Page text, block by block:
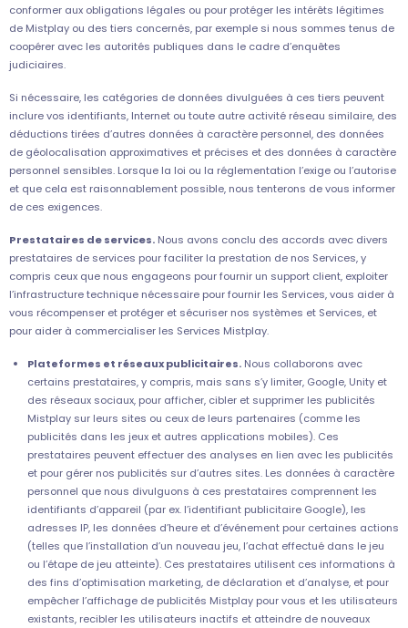
conformer aux obligations légales ou pour protéger les intérêts légitimes
de Mistplay ou des tiers concernés, par exemple si nous sommes tenus de
coopérer avec les autorités publiques dans le cadre d’enquêtes
judiciaires.
Si nécessaire, les catégories de données divulguées à ces tiers peuvent
inclure vos identifiants, Internet ou toute autre activité réseau similaire, des
déductions tirées d’autres données à caractère personnel, des données
de géolocalisation approximatives et précises et des données à caractère
personnel sensibles. Lorsque la loi ou la réglementation l’exige ou l’autorise
et que cela est raisonnablement possible, nous tenterons de vous informer
de ces exigences.
Prestataires de services.Nous avons conclu des accords avec divers
prestataires de services pour faciliter la prestation de nos Services, y
compris ceux que nous engageons pour fournir un support client, exploiter
l’infrastructure technique nécessaire pour fournir les Services, vous aider à
vous récompenser et protéger et sécuriser nos systèmes et Services, et
pour aider à commercialiser les Services Mistplay.
Plateformes et réseaux publicitaires.Nous collaborons avec
certains prestataires, y compris, mais sans s’y limiter, Google, Unity et
des réseaux sociaux, pour afficher, cibler et supprimer les publicités
Mistplay sur leurs sites ou ceux de leurs partenaires (comme les
publicités dans les jeux et autres applications mobiles). Ces
prestataires peuvent effectuer des analyses en lien avec les publicités
et pour gérer nos publicités sur d’autres sites. Les données à caractère
personnel que nous divulguons à ces prestataires comprennent les
identifiants d’appareil (par ex. l’identifiant publicitaire Google), les
adresses IP, les données d’heure et d’événement pour certaines actions
(telles que l’installation d’un nouveau jeu, l’achat effectué dans le jeu
ou l’étape de jeu atteinte). Ces prestataires utilisent ces informations à
des fins d’optimisation marketing, de déclaration et d’analyse, et pour
empêcher l’affichage de publicités Mistplay pour vous et les utilisateurs
existants, recibler les utilisateurs inactifs et atteindre de nouveaux